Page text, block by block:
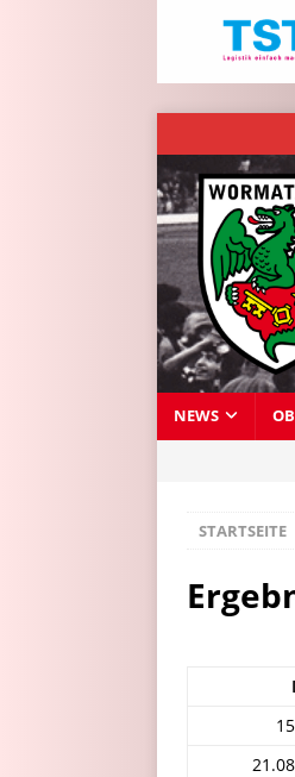
NEWS
STARTSEITE